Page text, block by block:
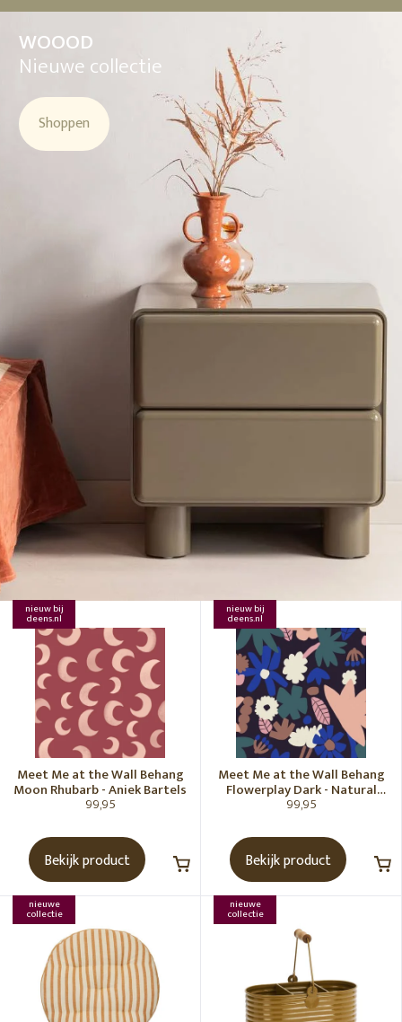
WOOOD
Nieuwe collectie
Shoppen
nieuw bij
deens.nl
Meet Me at the Wall Behang
Moon Rhubarb - Aniek Bartels
99,95
Bekijk product
nieuw bij
deens.nl
Meet Me at the Wall Behang
Flowerplay Dark - Natural
Noord
99,95
Bekijk product
nieuwe
collectie
nieuwe
collectie